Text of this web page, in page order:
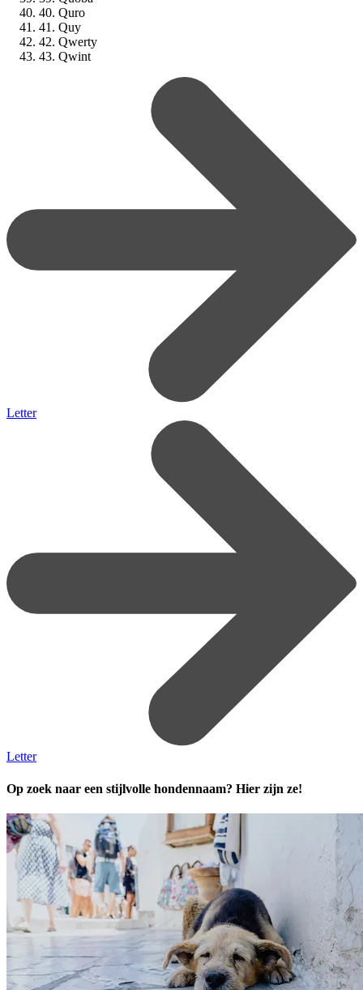
40. Quro
41. Quy
42. Qwerty
43. Qwint
Letter
Letter
Op zoek naar een stijlvolle hondennaam? Hier zijn ze!